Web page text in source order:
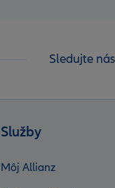
Sledujte nás
Služby
Môj Allianz